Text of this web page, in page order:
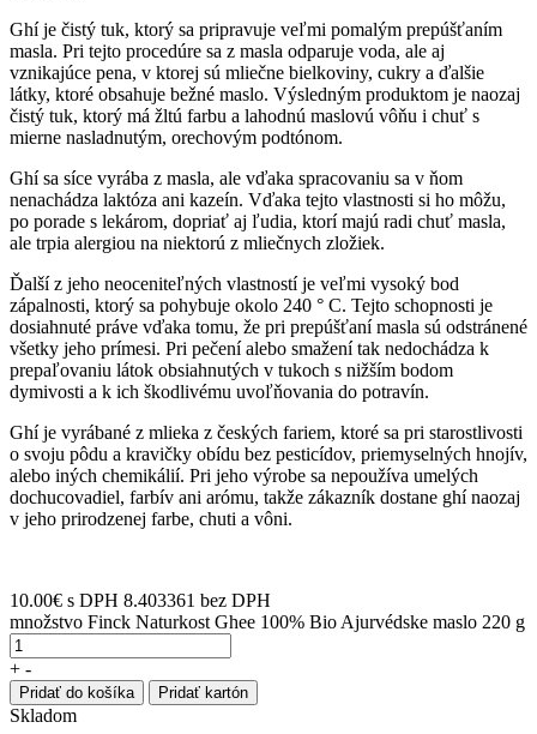
Ghí je čistý tuk, ktorý sa pripravuje veľmi pomalým prepúšťaním
masla. Pri tejto procedúre sa z masla odparuje voda, ale aj
vznikajúce pena, v ktorej sú mliečne bielkoviny, cukry a ďalšie
látky, ktoré obsahuje bežné maslo. Výsledným produktom je naozaj
čistý tuk, ktorý má žltú farbu a lahodnú maslovú vôňu i chuť s
mierne nasladnutým, orechovým podtónom.
Ghí sa síce vyrába z masla, ale vďaka spracovaniu sa v ňom
nenachádza laktóza ani kazeín. Vďaka tejto vlastnosti si ho môžu,
po porade s lekárom, dopriať aj ľudia, ktorí majú radi chuť masla,
ale trpia alergiou na niektorú z mliečnych zložiek.
Ďalší z jeho neoceniteľných vlastností je veľmi vysoký bod
zápalnosti, ktorý sa pohybuje okolo 240 ° C. Tejto schopnosti je
dosiahnuté práve vďaka tomu, že pri prepúšťaní masla sú odstránené
všetky jeho prímesi. Pri pečení alebo smažení tak nedochádza k
prepaľovaniu látok obsiahnutých v tukoch s nižším bodom
dymivosti a k ich škodlivému uvoľňovania do potravín.
Ghí je vyrábané z mlieka z českých fariem, ktoré sa pri starostlivosti
o svoju pôdu a kravičky obídu bez pesticídov, priemyselných hnojív,
alebo iných chemikálií. Pri jeho výrobe sa nepoužíva umelých
dochucovadiel, farbív ani arómu, takže zákazník dostane ghí naozaj
v jeho prirodzenej farbe, chuti a vôni.
10.00€ s DPH 8.403361 bez DPH
množstvo Finck Naturkost Ghee 100% Bio Ajurvédske maslo 220 g
+ -
Pridať do košíka Pridať kartón
Skladom